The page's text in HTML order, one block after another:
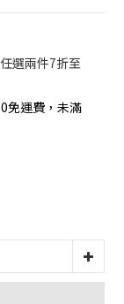
選兩件7折至
免運費，未滿